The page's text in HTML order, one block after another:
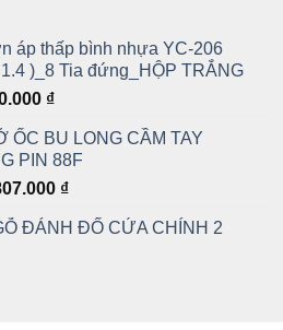
áp thấp bình nhựa YC-206
)_8 Tia đứng_HỘP TRẮNG
₫.
₫Giá
tại
là:
500.000 ₫.
ỐC BU LONG CẦM TAY
PIN 88F
₫Giá
tại
ĐÁNH ĐỐ CỬA CHÍNH 2